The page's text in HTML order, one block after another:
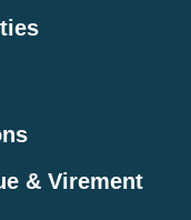
& Virement